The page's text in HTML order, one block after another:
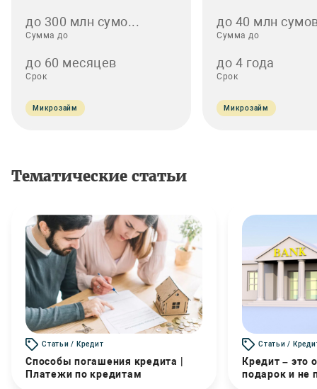
до 300 млн сумо...
Сумма до
до 60 месяцев
Срок
Микрозайм
до 40 млн
Сумма до
до 4 года
Срок
Микрозайм
Тематические статьи
Статьи / Кредит
Способы погашения кредита |
Платежи по кредитам
Статьи /
Кредит – это
подарок и не